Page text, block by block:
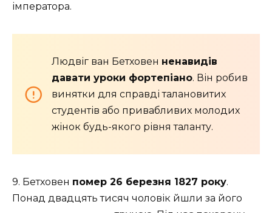
імператора.
Людвіг ван Бетховен ненавидів
давати уроки фортепіано. Він робив
винятки для справді талановитих
студентів або привабливих молодих
жінок будь-якого рівня таланту.
9. Бетховен помер 26 березня 1827 року.
Понад двадцять тисяч чоловік йшли за його